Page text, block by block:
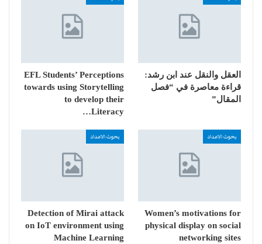
العقل والنقل عند ابن رشد:
قراءة معاصرة في “فصل
المقال”
EFL Students’ Perceptions
towards using Storytelling
to develop their
Literacy…
بحوث الاعداد
Women’s motivations for
physical display on social
networking sites
بحوث الاعداد
Detection of Mirai attack
on IoT environment using
Machine Learning